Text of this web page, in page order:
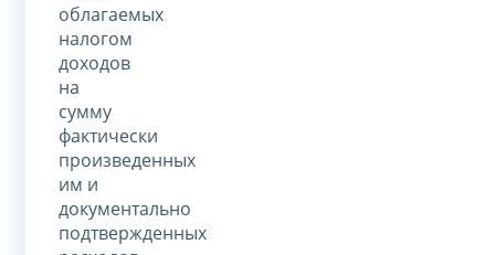
облагаемых
налогом
доходов
на
сумму
фактически
произведенных
им и
документально
подтвержденных